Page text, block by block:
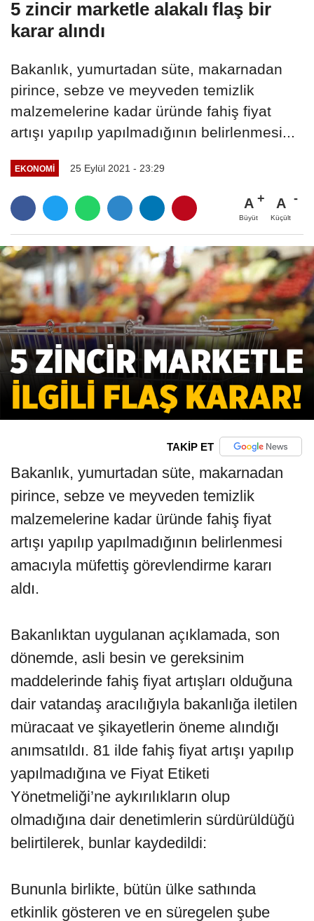
5 zincir marketle alakalı flaş bir
karar alındı
Bakanlık, yumurtadan süte, makarnadan
pirince, sebze ve meyveden temizlik
malzemelerine kadar üründe fahiş fiyat
artışı yapılıp yapılmadığının belirlenmesi...
EKONOMI 25 Eylül 2021 - 23:29
A
Büyüt
A
Küçült
TAKİP ET
Bakanlık, yumurtadan süte, makarnadan
pirince, sebze ve meyveden temizlik
malzemelerine kadar üründe fahiş fiyat
artışı yapılıp yapılmadığının belirlenmesi
amacıyla müfettiş görevlendirme kararı
aldı.
Bakanlıktan uygulanan açıklamada, son
dönemde, asli besin ve gereksinim
maddelerinde fahiş fiyat artışları olduğuna
dair vatandaş aracılığıyla bakanlığa iletilen
müracaat ve şikayetlerin öneme alındığı
anımsatıldı. 81 ilde fahiş fiyat artışı yapılıp
yapılmadığına ve Fiyat Etiketi
Yönetmeliği’ne aykırılıkların olup
olmadığına dair denetimlerin sürdürüldüğü
belirtilerek, bunlar kaydedildi:
Bununla birlikte, bütün ülke sathında
etkinlik gösteren ve en süregelen şube